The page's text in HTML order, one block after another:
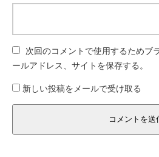
次回のコメントで使用するためブ
ールアドレス、サイトを保存する。
新しい投稿をメールで受け取る